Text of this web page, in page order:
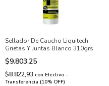
Sellador De Caucho Liquitech
Grietas Y Juntas Blanco 310grs
$9.803,25
$8.822,93 con Efectivo -
Transferencia (10% OFF)